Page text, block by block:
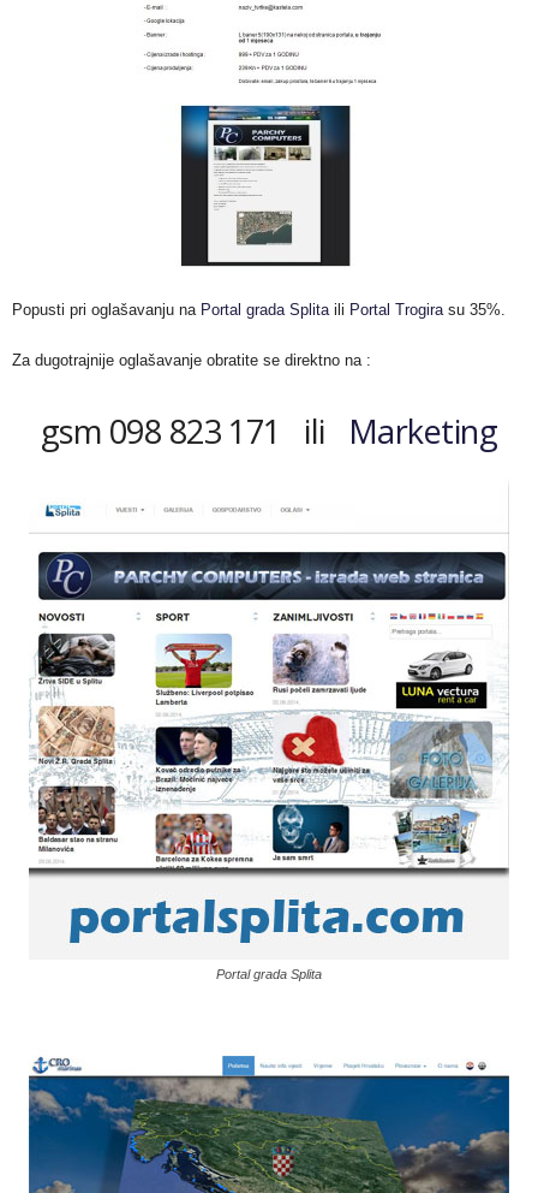
Popusti pri oglašavanju na Portal grada Splitaili Portal Trogirasu 35%.
Za dugotrajnije oglašavanje obratite se direktno na :
gsm 098 823 171 ili Marketing
Portal grada Splita